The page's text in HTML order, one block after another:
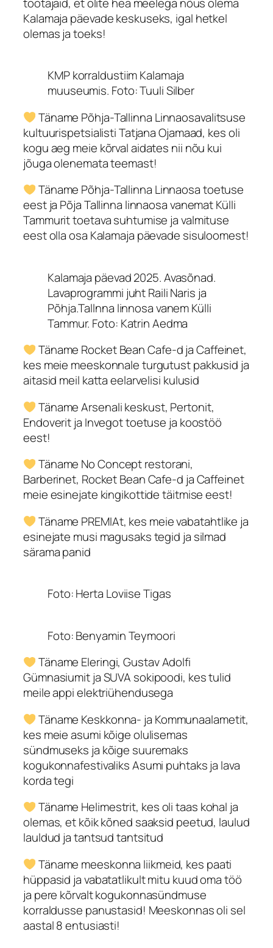
Kalamaja päevade keskuseks, igal hetkel
olemas ja toeks!
KMP korraldustiim Kalamaja
muuseumis. Foto: Tuuli Silber
Täname Põhja-Tallinna Linnaosavalitsuse
kultuurispetsialisti Tatjana Ojamaad, kes oli
kogu aeg meie kõrval aidates nii nõu kui
jõuga olenemata teemast!
Täname Põhja-Tallinna Linnaosa toetuse
eest ja Põja Tallinna linnaosa vanemat Külli
Tammurit toetava suhtumise ja valmituse
eest olla osa Kalamaja päevade sisuloomest!
Kalamaja päevad 2025. Avasõnad.
Lavaprogrammi juht Raili Naris ja
Põhja.Tallnna linnosa vanem Külli
Tammur. Foto: Katrin Aedma
Täname Rocket Bean Cafe-d ja Caffeinet,
kes meie meeskonnale turgutust pakkusid ja
aitasid meil katta eelarvelisi kulusid
Täname Arsenali keskust, Pertonit,
Endoverit ja Invegot toetuse ja koostöö
eest!
Täname No Concept restorani,
Barberinet, Rocket Bean Cafe-d ja Caffeinet
meie esinejate kingikottide täitmise eest!
Täname PREMIAt, kes meie vabatahtlike ja
esinejate musi magusaks tegid ja silmad
särama panid
Foto: Herta Loviise Tigas
Foto: Benyamin Teymoori
Täname Eleringi, Gustav Adolfi
Gümnasiumit ja SUVA sokipoodi, kes tulid
meile appi elektriühendusega
Täname Keskkonna- ja Kommunaalametit,
kes meie asumi kõige olulisemas
sündmuseks ja kõige suuremaks
kogukonnafestivaliks Asumi puhtaks ja lava
korda tegi
Täname Helimestrit, kes oli taas kohal ja
olemas, et kõik kõned saaksid peetud, laulud
lauldud ja tantsud tantsitud
Täname meeskonna liikmeid, kes paati
hüppasid ja vabatatlikult mitu kuud oma töö
ja pere kõrvalt kogukonnasündmuse
korraldusse panustasid! Meeskonnas oli sel
aastal 8 entusiasti!